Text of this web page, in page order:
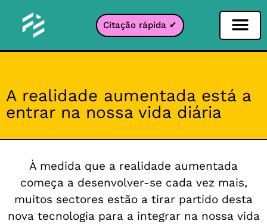
Citação rápida ✔
A realidade aumentada está a
entrar na nossa vida diária
À medida que a realidade aumentada
começa a desenvolver-se cada vez mais,
muitos sectores estão a tirar partido desta
nova tecnologia para a integrar na nossa vida